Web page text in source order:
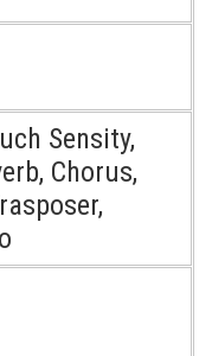
Sensity,
Chorus,